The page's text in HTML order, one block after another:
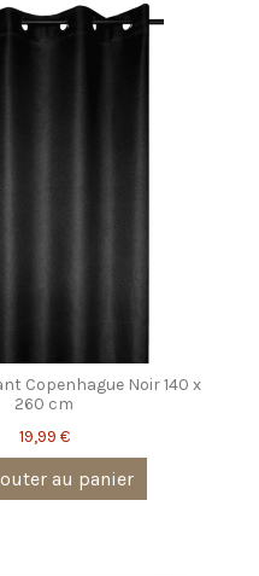
Copenhague Noir 140 x
260 cm
19,99 €
au panier